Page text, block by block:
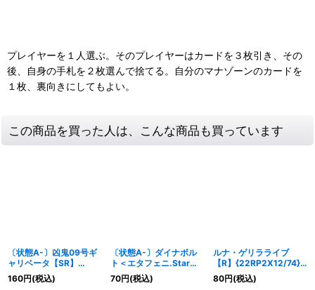
プレイヤーを１人選ぶ。そのプレイヤーはカードを３枚引き、その
後、自身の手札を２枚選んで捨てる。自分のマナゾーンのカードを
１枚、裏向きにしてもよい。
この商品を買った人は、こんな商品も買っています
〔状態A-〕凶鬼09号ギ
ャリベータ【SR】
{RP03S5/S9}《闇》
160円(税込)
〔状態A-〕ダイナボル
ト＜エタフェニ.Star＞
【SR】{RP17S4/S11}
《火》
70円(税込)
ルナ・ゲリラライブ
【R】{22RP2X12/74}
《水》
80円(税込)